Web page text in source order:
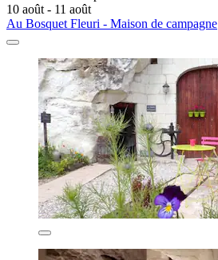
10 août - 11 août
Au Bosquet Fleuri - Maison de campagne